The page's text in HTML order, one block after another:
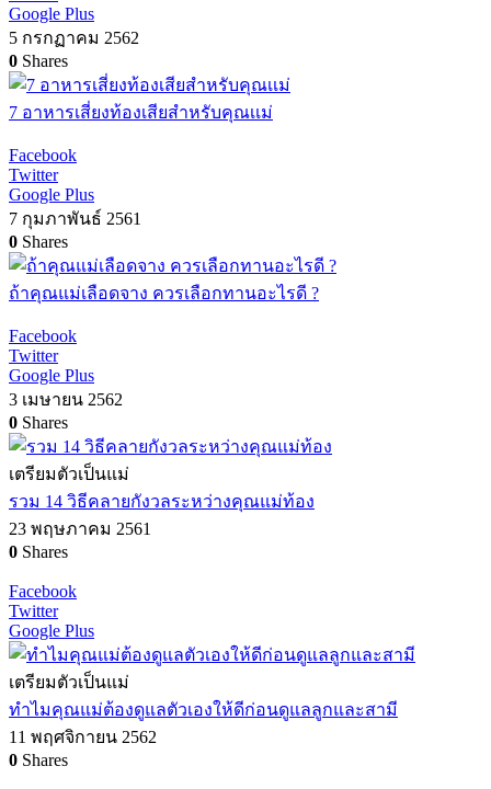
Google Plus
5 กรกฏาคม 2562
0 Shares
7 อาหารเสี่ยงท้องเสียสำหรับคุณเเม่
Facebook
Twitter
Google Plus
7 กุมภาพันธ์ 2561
0 Shares
ถ้าคุณแม่เลือดจาง ควรเลือกทานอะไรดี ?
Facebook
Twitter
Google Plus
3 เมษายน 2562
0 Shares
เตรียมตัวเป็นแม่
รวม 14 วิธีคลายกังวลระหว่างคุณแม่ท้อง
23 พฤษภาคม 2561
0 Shares
Facebook
Twitter
Google Plus
เตรียมตัวเป็นแม่
ทำไมคุณแม่ต้องดูแลตัวเองให้ดีก่อนดูแลลูกและสามี
11 พฤศจิกายน 2562
0 Shares